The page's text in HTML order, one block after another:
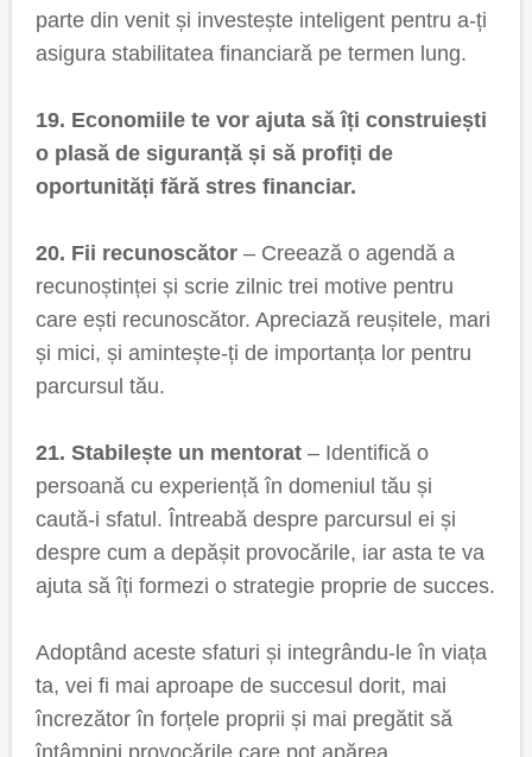
parte din venit și investește inteligent pentru a-ți
asigura stabilitatea financiară pe termen lung.
19. Economiile te vor ajuta să îți construiești
o plasă de siguranță și să profiți de
oportunități fără stres financiar.
20. Fii recunoscător – Creează o agendă a
recunoștinței și scrie zilnic trei motive pentru
care ești recunoscător. Apreciază reușitele, mari
și mici, și amintește-ți de importanța lor pentru
parcursul tău.
21. Stabilește un mentorat – Identifică o
persoană cu experiență în domeniul tău și
caută-i sfatul. Întreabă despre parcursul ei și
despre cum a depășit provocările, iar asta te va
ajuta să îți formezi o strategie proprie de succes.
Adoptând aceste sfaturi și integrându-le în viața
ta, vei fi mai aproape de succesul dorit, mai
încrezător în forțele proprii și mai pregătit să
întâmpini provocările care pot apărea.